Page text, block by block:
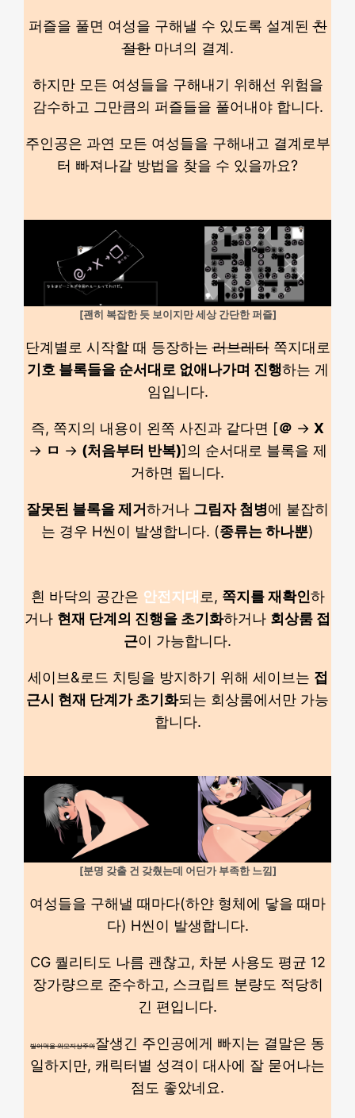
퍼즐을 풀면 여성을 구해낼 수 있도록 설계된친
절한마녀의 결계.
하지만 모든 여성들을 구해내기 위해선 위험을
감수하고 그만큼의 퍼즐들을 풀어내야 합니다.
주인공은 과연 모든 여성들을 구해내고 결계로부
터 빠져나갈 방법을 찾을 수 있을까요?
[괜히 복잡한 듯 보이지만 세상 간단한 퍼즐]
단계별로 시작할 때 등장하는러브레터쪽지대로
기호 블록들을 순서대로 없애나가며 진행하는 게
임입니다.
즉, 쪽지의 내용이 왼쪽 사진과 같다면 [＠ → X
→ ㅁ → (처음부터 반복)]의 순서대로 블록을 제
거하면 됩니다.
잘못된 블록을 제거하거나 그림자 첨병에 붙잡히
는 경우 H씬이 발생합니다. (종류는 하나뿐)
흰 바닥의 공간은 안전지대 로, 쪽지를 재확인하
거나 현재 단계의 진행을 초기화하거나 회상룸 접
근이 가능합니다.
세이브&로드 치팅을 방지하기 위해 세이브는 접
근시 현재 단계가 초기화되는 회상룸에서만 가능
합니다.
[분명 갖출 건 갖췄는데 어딘가 부족한 느낌]
여성들을 구해낼 때마다(하얀 형체에 닿을 때마
다) H씬이 발생합니다.
CG 퀄리티도 나름 괜찮고, 차분 사용도 평균 12
장가량으로 준수하고, 스크립트 분량도 적당히
긴 편입니다.
빌어먹을 외모지상주의잘생긴 주인공에게 빠지는 결말은 동
일하지만, 캐릭터별 성격이 대사에 잘 묻어나는
점도 좋았네요.